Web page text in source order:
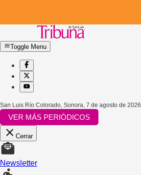
Toggle Menu
San Luis Río Colorado, Sonora, 7 de agosto de 2026
VER MÁS PERIÓDICOS
Cerrar
Newsletter